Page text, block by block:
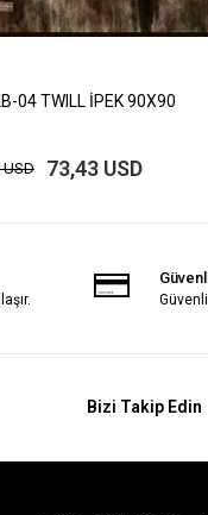
04 TWILL İPEK 90X90
USD 73,43 USD
Bizi Takip Edin